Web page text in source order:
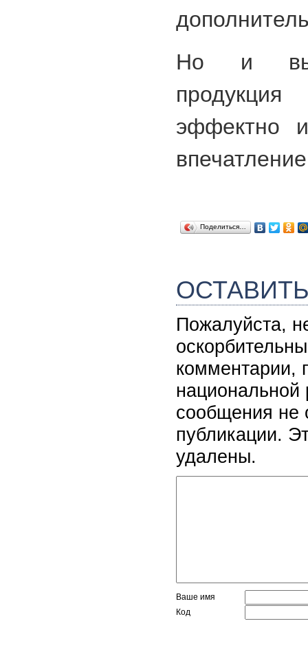
Но и
эффектно
Поделиться…
Пожалуйста,
комментарии,
национальной
сообщения не
публикации.
удалены.
Ваше имя
Код